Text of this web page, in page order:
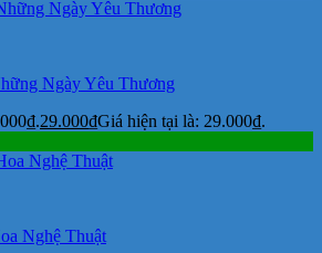
Ngày Yêu Thương
29.000₫Giá hiện tại là: 29.000₫.
Nghệ Thuật